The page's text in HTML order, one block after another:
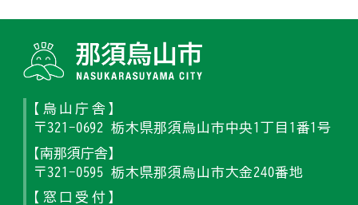
【烏山庁舎】
〒321-0692 栃木県那須烏山市中央1丁目1番1号
【南那須庁舎】
〒321-0595 栃木県那須烏山市大金240番地
【窓口受付】